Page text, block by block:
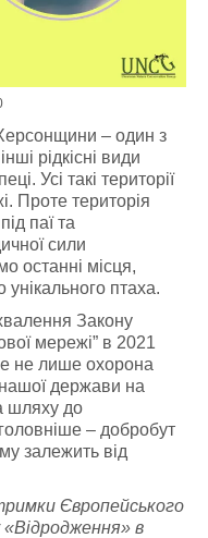
– один з
рідкісні види
Усі такі території
Проте територія
паї та
сили
останні місця,
птаха.
Закону
мережі” в 2021
не лише охорона
нашої держави на
шляху до
– добробут
залежить від
Європейського
в